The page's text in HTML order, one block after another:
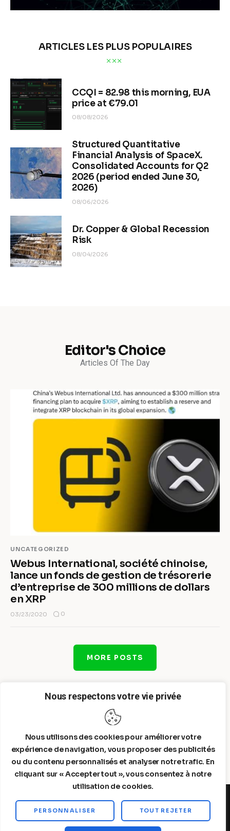
Nous respectons votre vie privée
Nous utilisons des cookies pour améliorer votre
expérience de navigation, vous proposer des publicités
ou du contenu personnalisés et analyser notre trafic. En
cliquant sur « Accepter tout », vous consentez à notre
utilisation de cookies.
PERSONNALISER TOUT REJETER
ARTICLES LES PLUS POPULAIRES
CCQI = 82.98 this morning, EUA
price at €79.01
08/08/2026
Structured Quantitative
Financial Analysis of SpaceX.
Consolidated Accounts for Q2
2026 (period ended June 30,
2026)
08/06/2026
Dr. Copper & Global Recession
Risk
08/04/2026
Editor's Choice
Articles Of The Day
UNCATEGORIZED
Webus International, société chinoise,
lance un fonds de gestion de trésorerie
d’entreprise de 300 millions de dollars
en XRP
03/23/2020 0
MORE POSTS